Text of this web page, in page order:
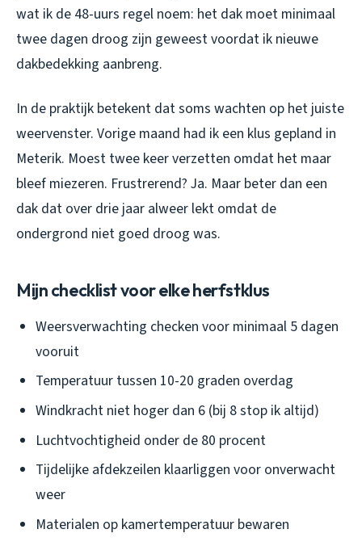
wat ik de 48-uurs regel noem: het dak moet minimaal
twee dagen droog zijn geweest voordat ik nieuwe
dakbedekking aanbreng.
In de praktijk betekent dat soms wachten op het juiste
weervenster. Vorige maand had ik een klus gepland in
Meterik. Moest twee keer verzetten omdat het maar
bleef miezeren. Frustrerend? Ja. Maar beter dan een
dak dat over drie jaar alweer lekt omdat de
ondergrond niet goed droog was.
Mijn checklist voor elke herfstklus
Weersverwachting checken voor minimaal 5 dagen
vooruit
Temperatuur tussen 10-20 graden overdag
Windkracht niet hoger dan 6 (bij 8 stop ik altijd)
Luchtvochtigheid onder de 80 procent
Tijdelijke afdekzeilen klaarliggen voor onverwacht
weer
Materialen op kamertemperatuur bewaren